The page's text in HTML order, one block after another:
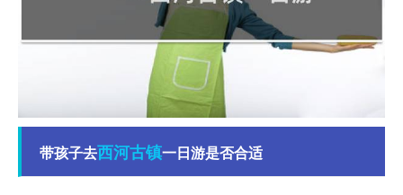
带孩子去西河古镇一日游是否合适